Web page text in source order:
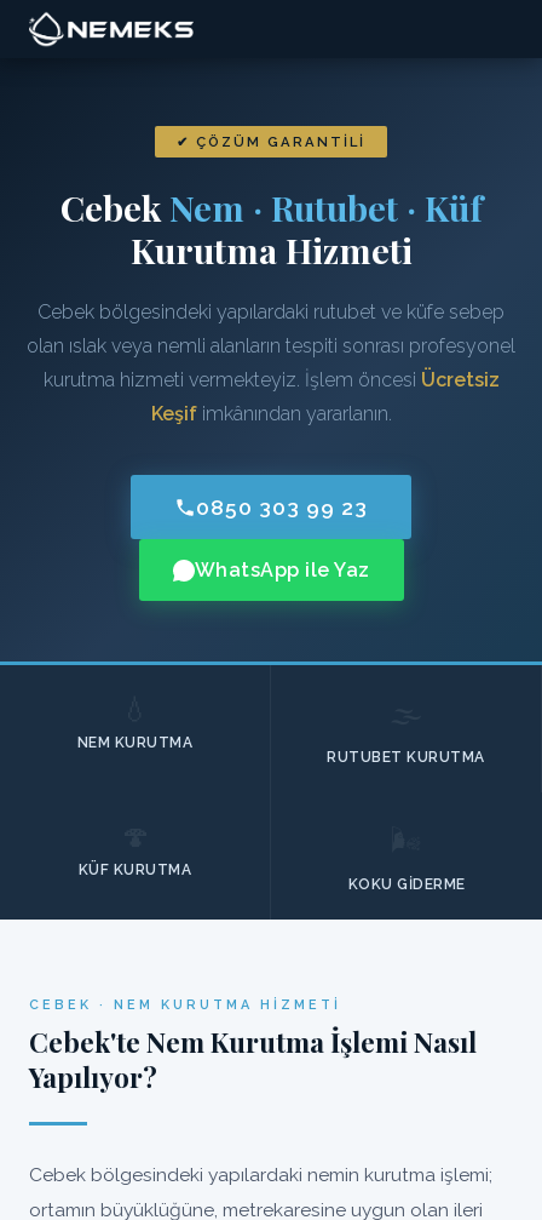
✔ ÇÖZÜM GARANTILI
Cebek Nem · Rutubet · Küf
Kurutma Hizmeti
Cebek bölgesindeki yapılardaki rutubet ve küfe sebep
olan ıslak veya nemli alanların tespiti sonrası profesyonel
kurutma hizmeti vermekteyiz. İşlem öncesi Ücretsiz
Keşifimkânından yararlanın.
0850 303 99 23
WhatsApp ile Yaz
NEM KURUTMA
RUTUBET KURUTMA
KÜF KURUTMA
KOKU GIDERME
CEBEK · NEM KURUTMA HIZMETI
Cebek'te Nem Kurutma İşlemi Nasıl
Yapılıyor?
Cebek bölgesindeki yapılardaki nemin kurutma işlemi;
ortamın büyüklüğüne, metrekaresine uygun olan ileri